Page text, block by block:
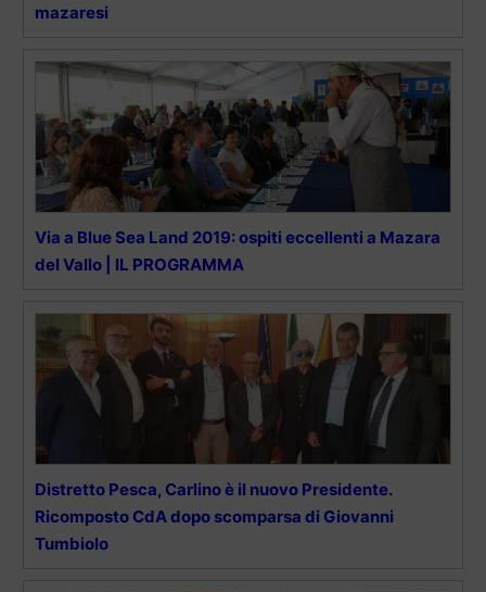
mazaresi
Via a Blue Sea Land 2019: ospiti eccellenti a Mazara
del Vallo | IL PROGRAMMA
Distretto Pesca, Carlino è il nuovo Presidente.
Ricomposto CdA dopo scomparsa di Giovanni
Tumbiolo